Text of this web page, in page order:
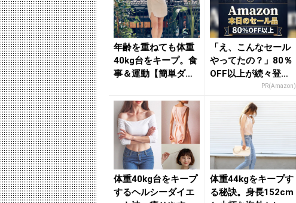
年齢を重ねても体重
40kg台をキープ。食
事＆運動【簡単ダイ
-...
「え、こんなセール
やってたの？」80％
OFF以上が続々登
場！Amazonの本気
PR(Amazon)
体重40kg台をキープ
するヘルシーダイエ
体重44kgをキープす
る秘訣。身長152cm